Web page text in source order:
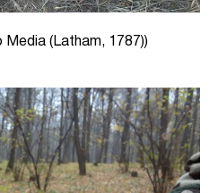
Media (Latham, 1787))